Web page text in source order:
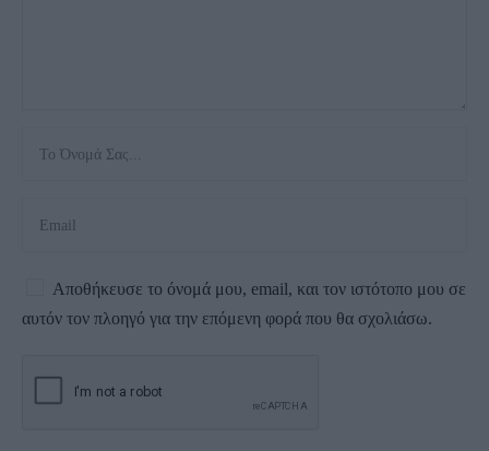
Αποθήκευσε το όνομά μου, email, και τον ιστότοπο μου σε
αυτόν τον πλοηγό για την επόμενη φορά που θα σχολιάσω.